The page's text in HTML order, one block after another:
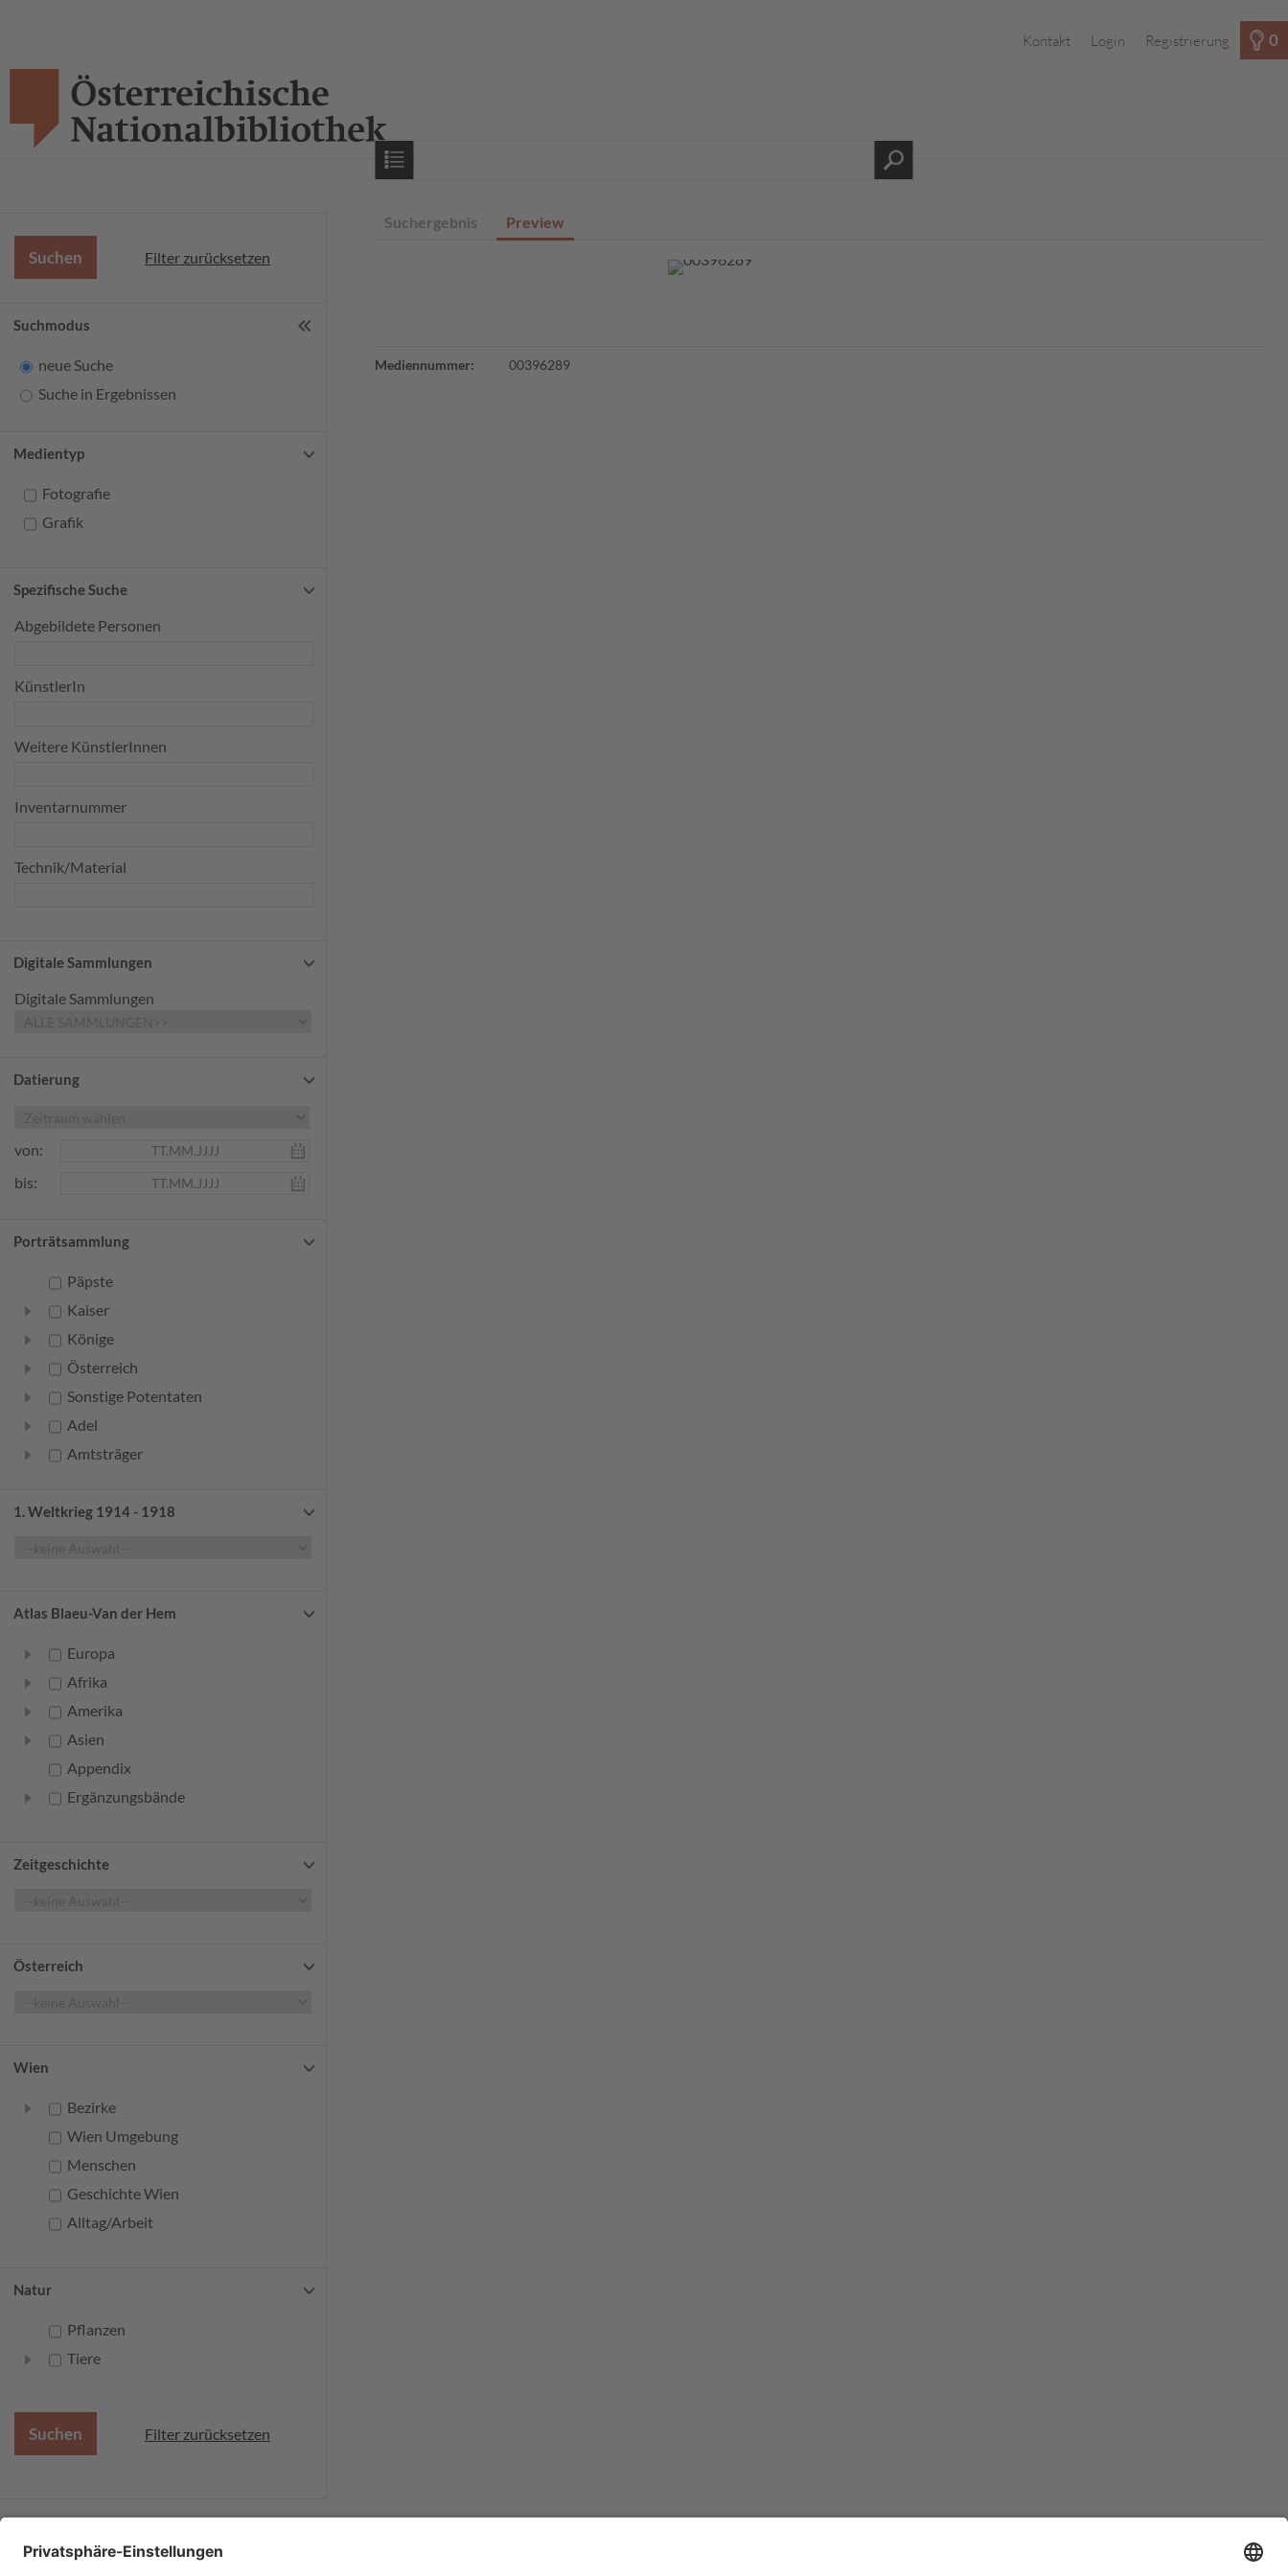
0
Kontakt Login Registrierung
Startseite
Filter zurücksetzen
Suchmodus
neue Suche
Suche in Ergebnissen
Medientyp
Fotografie
Grafik
Spezifische Suche
Abgebildete Personen
KünstlerIn
Weitere KünstlerInnen
Inventarnummer
Technik/Material
Digitale Sammlungen
Digitale Sammlungen
Datierung
von:
bis:
Porträtsammlung
Päpste
Kaiser
Könige
Österreich
Sonstige Potentaten
Adel
Amtsträger
Frauen
Geistliche
Randgruppen
Weitere
1. Weltkrieg 1914 - 1918
Atlas Blaeu-Van der Hem
Europa
Afrika
Amerika
Asien
Appendix
Ergänzungsbände
Zeitgeschichte
Österreich
Wien
Bezirke
Wien Umgebung
Menschen
Geschichte Wien
Alltag/Arbeit
Natur
Pflanzen
Tiere
Filter zurücksetzen
Suchergebnis Preview
Mediennummer: 00396289